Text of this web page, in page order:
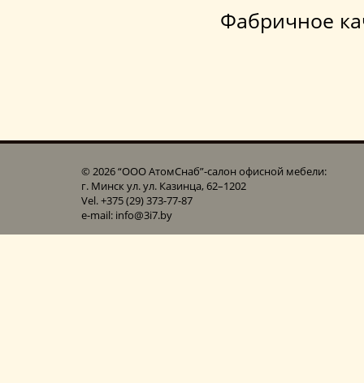
Фабричное
© 2026 “ООО АтомСнаб”-cалон офисной мебели:
г. Минск ул. ул. Казинца, 62–1202
Vel. +375 (29) 373-77-87
e-mail: info@3i7.by